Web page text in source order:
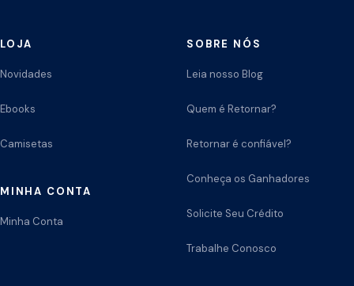
LOJA
Novidades
Ebooks
Camisetas
MINHA CONTA
Minha Conta
SOBRE NÓS
Leia nosso Blog
Quem é Retornar?
Retornar é confiável?
Conheça os Ganhadores
Solicite Seu Crédito
Trabalhe Conosco